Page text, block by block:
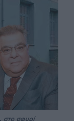
στο σφυρί